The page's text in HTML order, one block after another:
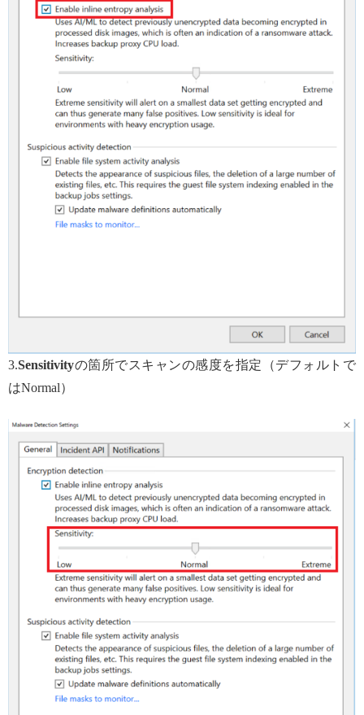
3.Sensitivityの箇所でスキャンの感度を指定（デフォルトで
はNormal）